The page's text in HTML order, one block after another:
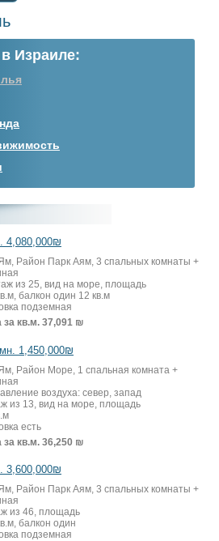
Израиле:
4,080,000₪
Район Парк Аям, 3 спальных комнаты +
из 25, вид на море, площадь
балкон один 12 кв.м
подземная
за кв.м. 37,091 ₪
1,450,000₪
Район Море, 1 спальная комната +
воздуха: север, запад
из 13, вид на море, площадь
есть
за кв.м. 36,250 ₪
3,600,000₪
Район Парк Аям, 3 спальных комнаты +
из 46, площадь
балкон один
подземная